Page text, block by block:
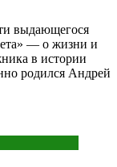
выдающегося
— о жизни и
в истории
родился Андрей